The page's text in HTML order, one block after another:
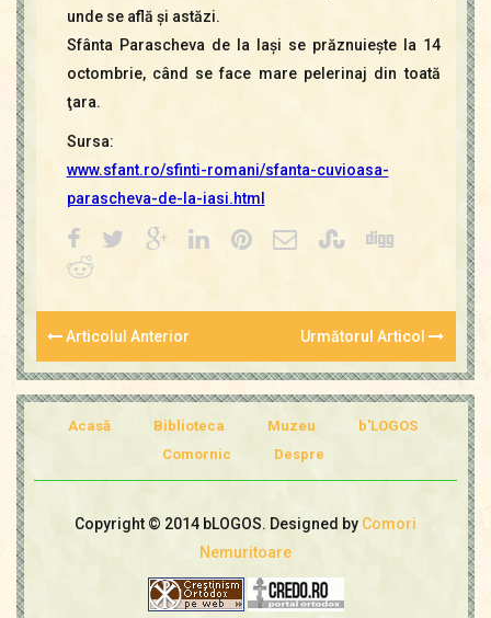
unde se află şi astăzi.
Sfânta Parascheva de la Iaşi se prăznuieşte la 14
octombrie, când se face mare pelerinaj din toată
ţara.
Sursa:
www.sfant.ro/sfinti-romani/sfanta-cuvioasa-
parascheva-de-la-iasi.html
Articolul Anterior Următorul Articol
Acasă Biblioteca Muzeu
b'LOGOS
Comornic
Despre
Copyright © 2014 bLOGOS. Designed by Comori
Nemuritoare